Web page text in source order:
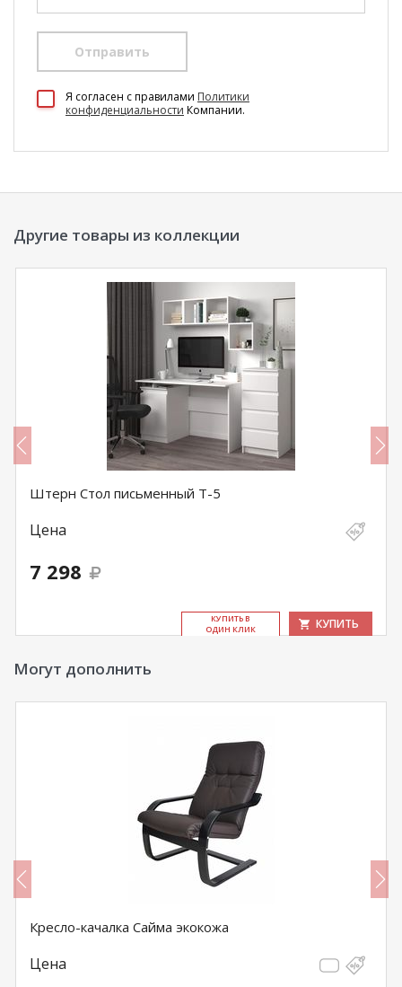
Отправить
Я согласен c правилами Политики
конфиденциальности Компании.
Другие товары из коллекции
Штерн Стол письменный Т-5
Цена
7 298
КУ­ПИТЬ В
ОДИН КЛИК
КУПИТЬ
Могут дополнить
Кресло-качалка Сайма экокожа
Цена